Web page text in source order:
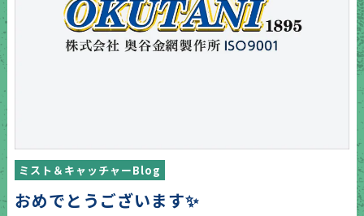
ミスト＆キャッチャーBlog
おめでとうございます✨